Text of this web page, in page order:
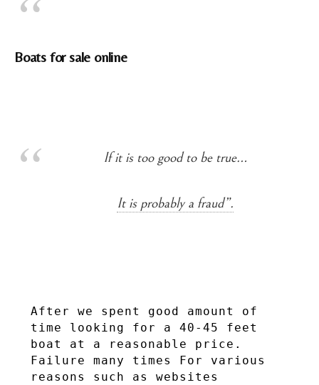
Boats for sale online
If it is too good to be true…
It is probably a fraud”.
After we spent good amount of
time looking for a 40-45 feet
boat at a reasonable price.
Failure many times For various
reasons such as websites